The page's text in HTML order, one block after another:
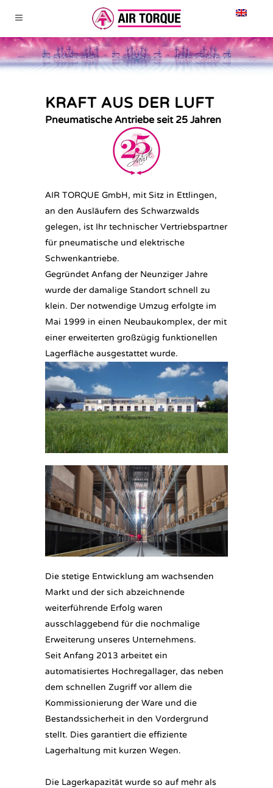
KRAFT AUS DER LUFT
Pneumatische Antriebe seit 25 Jahren
AIR TORQUE GmbH, mit Sitz in Ettlingen,
an den Ausläufern des Schwarzwalds
gelegen, ist Ihr technischer Vertriebspartner
für pneumatische und elektrische
Schwenkantriebe.
Gegründet Anfang der Neunziger Jahre
wurde der damalige Standort schnell zu
klein. Der notwendige Umzug erfolgte im
Mai 1999 in einen Neubaukomplex, der mit
einer erweiterten großzügig funktionellen
Lagerfläche ausgestattet wurde.
Die stetige Entwicklung am wachsenden
Markt und der sich abzeichnende
weiterführende Erfolg waren
ausschlaggebend für die nochmalige
Erweiterung unseres Unternehmens.
Seit Anfang 2013 arbeitet ein
automatisiertes Hochregallager, das neben
dem schnellen Zugriff vor allem die
Kommissionierung der Ware und die
Bestandssicherheit in den Vordergrund
stellt. Dies garantiert die effiziente
Lagerhaltung mit kurzen Wegen.
Die Lagerkapazität wurde so auf mehr als